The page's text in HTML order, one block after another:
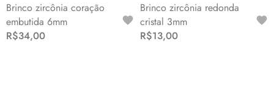
Brinco zircônia coração
embutida 6mm
R$34,00
Brinco zircônia redonda
cristal 3mm
R$13,00